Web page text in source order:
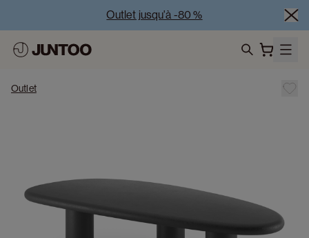
Outlet jusqu'à -80 %
Outlet